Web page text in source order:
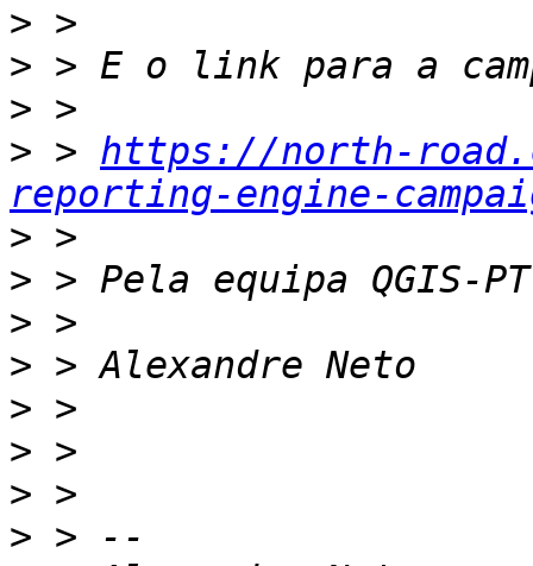
>
>
>
> > https://north-
reporting-engine-
>
>
>
>
>
>
>
>